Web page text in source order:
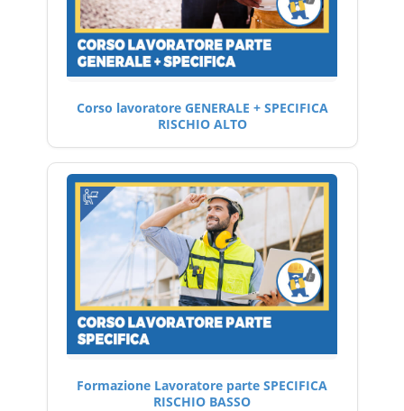
Corso lavoratore GENERALE + SPECIFICA
RISCHIO ALTO
Formazione Lavoratore parte SPECIFICA
RISCHIO BASSO